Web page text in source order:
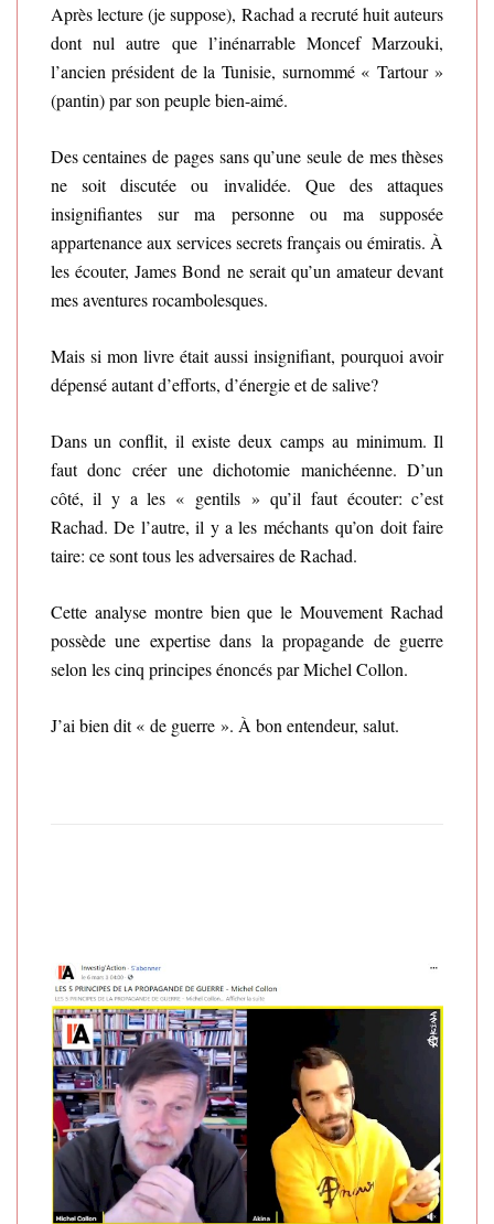
Après lecture (je suppose), Rachad a recruté huit auteurs
dont nul autre que l’inénarrable Moncef Marzouki,
l’ancien président de la Tunisie, surnommé « Tartour »
(pantin) par son peuple bien-aimé.
Des centaines de pages sans qu’une seule de mes thèses
ne soit discutée ou invalidée. Que des attaques
insignifiantes sur ma personne ou ma supposée
appartenance aux services secrets français ou émiratis. À
les écouter, James Bond ne serait qu’un amateur devant
mes aventures rocambolesques.
Mais si mon livre était aussi insignifiant, pourquoi avoir
dépensé autant d’efforts, d’énergie et de salive?
Dans un conflit, il existe deux camps au minimum. Il
faut donc créer une dichotomie manichéenne. D’un
côté, il y a les « gentils » qu’il faut écouter: c’est
Rachad. De l’autre, il y a les méchants qu’on doit faire
taire: ce sont tous les adversaires de Rachad.
Cette analyse montre bien que le Mouvement Rachad
possède une expertise dans la propagande de guerre
selon les cinq principes énoncés par Michel Collon.
J’ai bien dit « de guerre ». À bon entendeur, salut.